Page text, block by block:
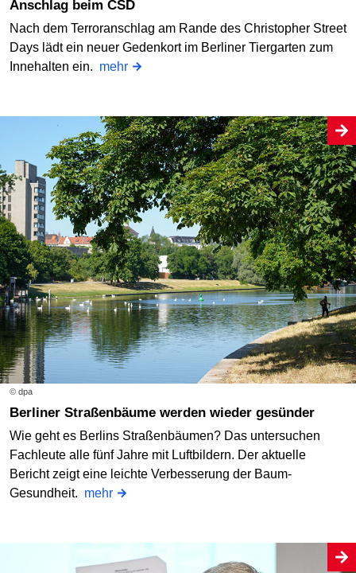
Anschlag beim CSD
Nach dem Terroranschlag am Rande des Christopher Street
Days lädt ein neuer Gedenkort im Berliner Tiergarten zum
Innehalten ein. mehr
© dpa
Berliner Straßenbäume werden wieder gesünder
Wie geht es Berlins Straßenbäumen? Das untersuchen
Fachleute alle fünf Jahre mit Luftbildern. Der aktuelle
Bericht zeigt eine leichte Verbesserung der Baum-
Gesundheit. mehr